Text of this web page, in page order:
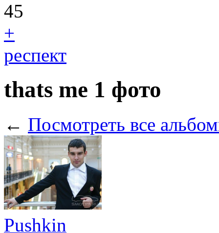
45
+
респект
thats me 1 фото
← Посмотреть все
Pushkin